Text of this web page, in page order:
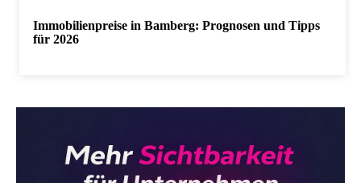
Immobilienpreise in Bamberg: Prognosen und Tipps
für 2026